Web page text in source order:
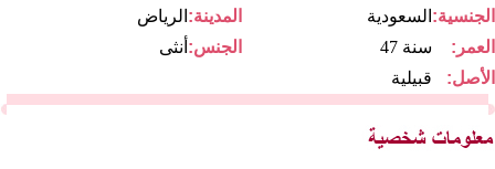
الرياض المدينة: السعودية الجنسية:
أنثى الجنس: 47 سنة
العمر:
قبيلية
الأصل: